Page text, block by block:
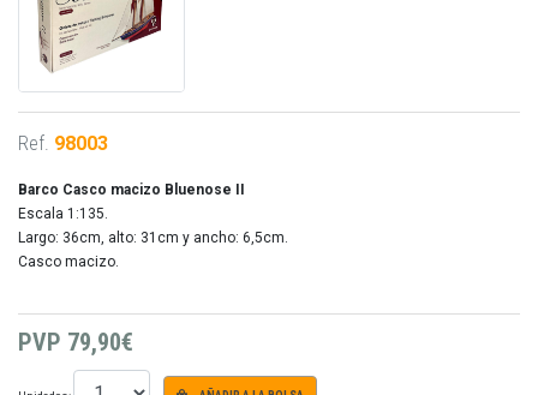
Ref. 98003
Barco Casco macizo Bluenose II
Escala 1:135.
Largo: 36cm, alto: 31cm y ancho: 6,5cm.
Casco macizo.
PVP 79,90€